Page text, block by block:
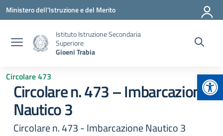
Vai ai contenuti
Vai al menu di navigazione
Vai al footer
Ministero dell'Istruzione e del Merito
Istituto Istruzione Secondaria
Superiore
Gioeni Trabia
Circolare 473
Circolare n. 473 – Imbarcazione
Nautico 3
Circolare n. 473 - Imbarcazione Nautico 3